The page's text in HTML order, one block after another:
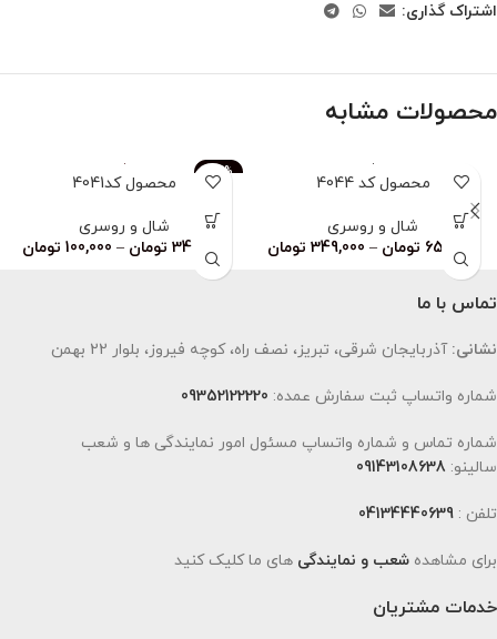
اشتراک گذاری:
محصولات مشابه
محصول کد 4044
شال و روسری
659,000 تومان –
349,000 تومان
-83%
محصول کد4041
شال و روسری
349,000 تومان –
100,000 تومان
تماس با ما
نشانی: آذربایجان شرقی، تبریز، نصف راه، کوچه فیروز، بلوار 22 بهمن
شماره واتساپ ثبت سفارش عمده: 09352122220
شماره تماس و شماره واتساپ مسئول امور نمایندگی ها و شعب
سالینو: 09143108638
تلفن : 04134440639
برای مشاهده شعب و نمایندگی های ما کلیک کنید
خدمات مشتریان